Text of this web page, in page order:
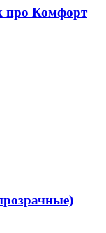
про Комфорт